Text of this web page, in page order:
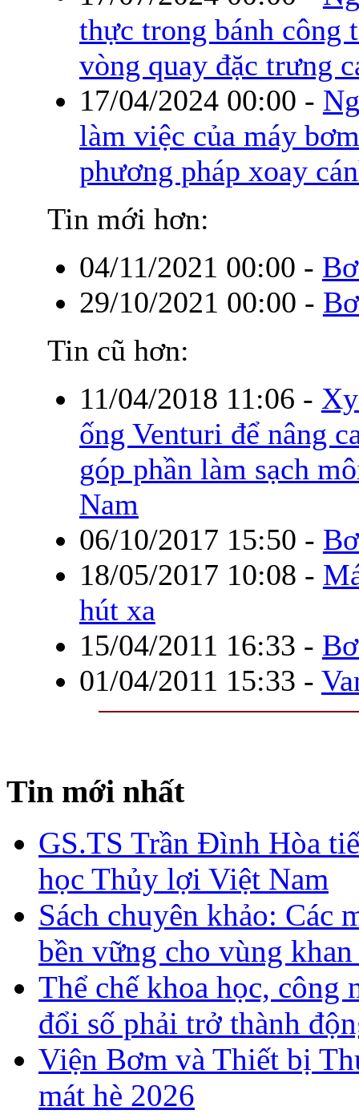
thực trong bánh công
vòng quay đặc trưng
17/04/2024 00:00 -
làm việc của máy
phương pháp xoay
Tin mới hơn:
04/11/2021 00:00 -
29/10/2021 00:00 -
Tin cũ hơn:
11/04/2018 11:06 -
ống Venturi để nâng
góp phần làm sạch
Nam
06/10/2017 15:50 -
18/05/2017 10:08 -
hút xa
15/04/2011 16:33 -
01/04/2011 15:33 -
Tin mới nhất
GS.TS Trần Đình Hòa
học Thủy lợi Việt Nam
Sách chuyên khảo: Các
bền vững cho vùng
Thể chế khoa học, công
đổi số phải trở thành
Viện Bơm và Thiết bị
mát hè 2026